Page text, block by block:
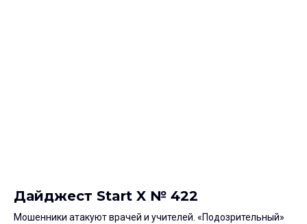
Дайджест Start X № 422
Мошенники атакуют врачей и учителей. «Подозрительный»